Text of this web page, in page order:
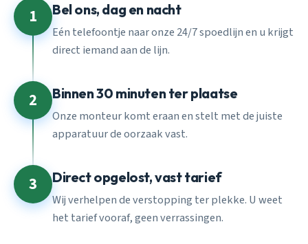
1 Bel ons, dag en nacht
Eén telefoontje naar onze 24/7 spoedlijn en u krijgt
direct iemand aan de lijn.
2 Binnen 30 minuten ter plaatse
Onze monteur komt eraan en stelt met de juiste
apparatuur de oorzaak vast.
3 Direct opgelost, vast tarief
Wij verhelpen de verstopping ter plekke. U weet
het tarief vooraf, geen verrassingen.